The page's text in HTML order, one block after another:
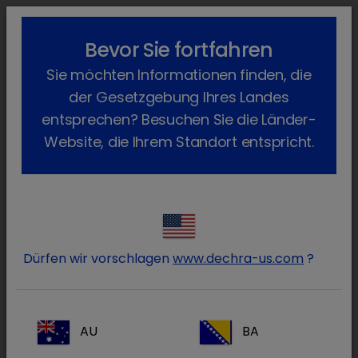
lock_outline search menu
Atipam
Zurück
Atipam
Bevor Sie fortfahren
Sie möchten Informationen finden, die
der Gesetzgebung Ihres Landes
entsprechen? Besuchen Sie die Länder-
Website, die Ihrem Standort entspricht.
Dürfen wir vorschlagenwww.dechra-us.com ?
AU BA